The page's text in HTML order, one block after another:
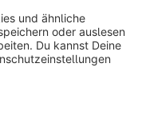
Rabatten/
hinzufügen
für